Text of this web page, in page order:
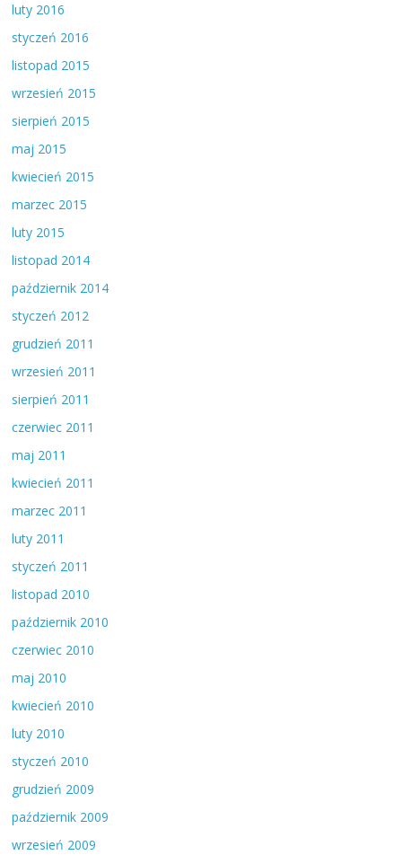
luty 2016
styczeń 2016
listopad 2015
wrzesień 2015
sierpień 2015
maj 2015
kwiecień 2015
marzec 2015
luty 2015
listopad 2014
październik 2014
styczeń 2012
grudzień 2011
wrzesień 2011
sierpień 2011
czerwiec 2011
maj 2011
kwiecień 2011
marzec 2011
luty 2011
styczeń 2011
listopad 2010
październik 2010
czerwiec 2010
maj 2010
kwiecień 2010
luty 2010
styczeń 2010
grudzień 2009
październik 2009
wrzesień 2009